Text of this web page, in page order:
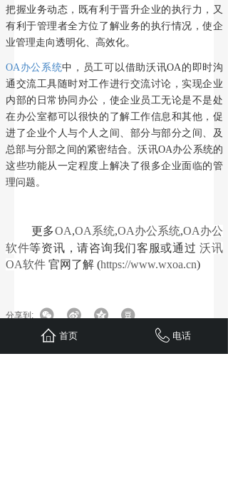
把握业务动态，既有利于晋升企业的执行力，又
有利于管理者全方位了解业务的执行情况，使企
业管理走向透明化、高效化。
OA办公系统中，员工可以借助沃讯OA的即时沟
通交流工具随时对工作进行交流讨论，实现企业
内部的日常协同办公，使企业员工无论是不是处
在办公室都可以很快的了解工作信息和其他，促
进了企业个人与个人之间、部分与部分之间、及
总部与分部之间的紧密结合。沃讯OA办公系统的
这些功能从一定程度上解决了很多企业面临的管
理问题。
更多OA,OA系统,OA办公系统,OA办公
软件等资讯，请咨询我们客服或通过沃讯
OA软件 官网了解 (https://www.wxoa.cn)
分享到:
上一篇： OA系统是什么，一般用在什么场景
首页 电话